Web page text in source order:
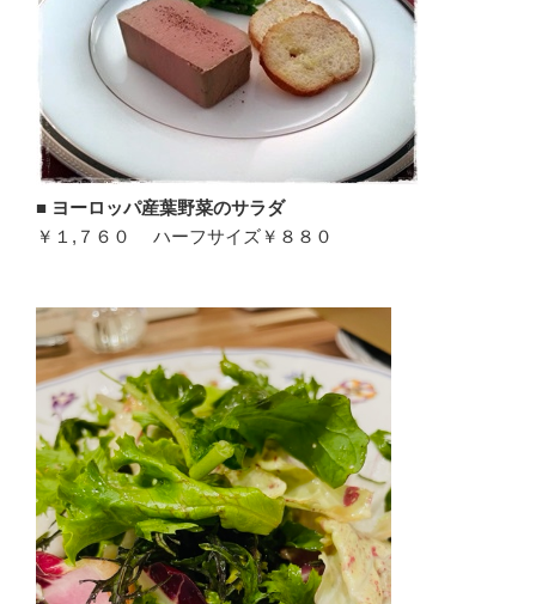
■ ヨーロッパ産葉野菜のサラダ
￥１,７６０ ハーフサイズ￥８８０